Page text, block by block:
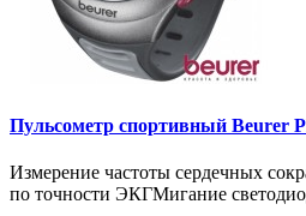
Пульсометр спортивный Beurer
Измерение частоты сердечных
по точности ЭКГМигание